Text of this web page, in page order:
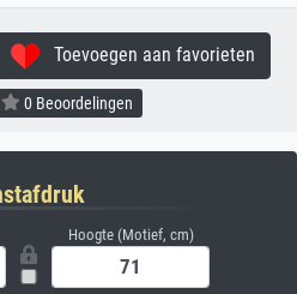
Toevoegen aan favorieten
0 Beoordelingen
Hoogte (Motief, cm)